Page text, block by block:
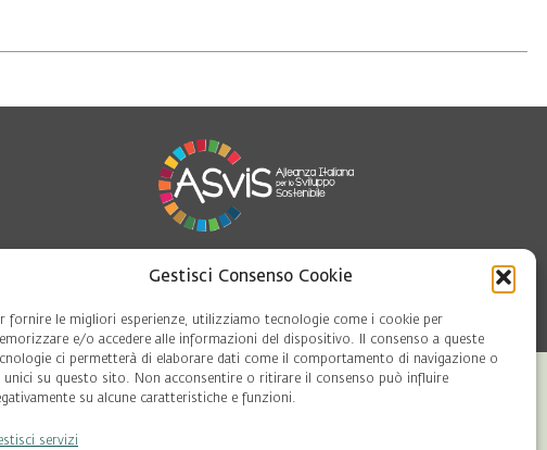
Gestisci Consenso Cookie
fornire le migliori esperienze, utilizziamo tecnologie come i cookie per
e/o accedere alle informazioni del dispositivo. Il consenso a queste
ci permetterà di elaborare dati come il comportamento di navigazione o
unici su questo sito. Non acconsentire o ritirare il consenso può influire
su alcune caratteristiche e funzioni.
servizi
by